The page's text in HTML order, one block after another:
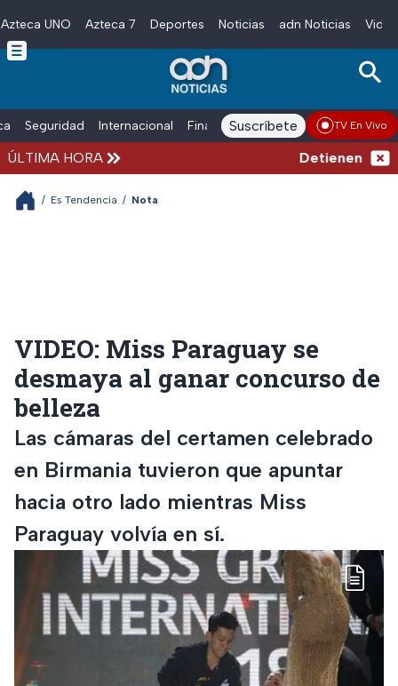
Skip to main content
Azteca UNO Azteca 7 Deportes Noticias adn Noticias
Seguridad Internacional Finanzas adn Noticias Radio
Suscríbete TV En Vivo
ÚLTIMA HORA Detienen al
/ Es Tendencia / Nota
VIDEO: Miss Paraguay se
desmaya al ganar concurso de
belleza
Las cámaras del certamen celebrado
en Birmania tuvieron que apuntar
hacia otro lado mientras Miss
Paraguay volvía en sí.